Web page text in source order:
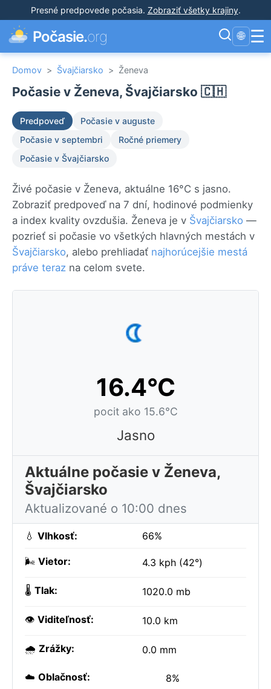
Presné predpovede počasia. Zobraziť všetky krajiny.
Počasie.org 🌐 ☰
Domov > Švajčiarsko > Ženeva
Počasie v Ženeva, Švajčiarsko 🇨🇭
Predpoveď
Počasie v auguste
Počasie v septembri
Ročné priemery
Počasie v Švajčiarsko
Živé počasie v Ženeva, aktuálne 16°C s jasno.
Zobraziť predpoveď na 7 dní, hodinové podmienky
a index kvality ovzdušia. Ženeva je v Švajčiarsko —
pozrieť si počasie vo všetkých hlavných mestách v
Švajčiarsko, alebo prehliadať najhorúcejšie mestá
práve teraz na celom svete.
16.4°C
pocit ako 15.6°C
Jasno
Aktuálne počasie v Ženeva,
Švajčiarsko
Aktualizované o 10:00 dnes
💧 Vlhkosť: 66%
🌬️ Vietor: 4.3 kph (42°)
🌡️ Tlak: 1020.0 mb
👁️ Viditeľnosť: 10.0 km
🌧️ Zrážky: 0.0 mm
☁️ Oblačnosť: 8%